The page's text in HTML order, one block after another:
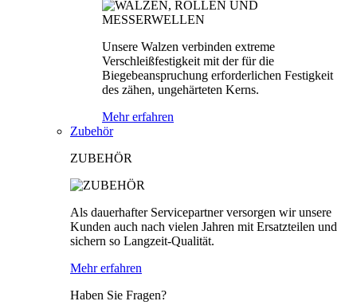
Unsere Walzen verbinden extreme
Verschleißfestigkeit mit der für die
Biegebeanspruchung erforderlichen Festigkeit
des zähen, ungehärteten Kerns.
Mehr erfahren
Zubehör
ZUBEHÖR
Als dauerhafter Servicepartner versorgen wir unsere
Kunden auch nach vielen Jahren mit Ersatzteilen und
sichern so Langzeit-Qualität.
Mehr erfahren
Haben Sie Fragen?